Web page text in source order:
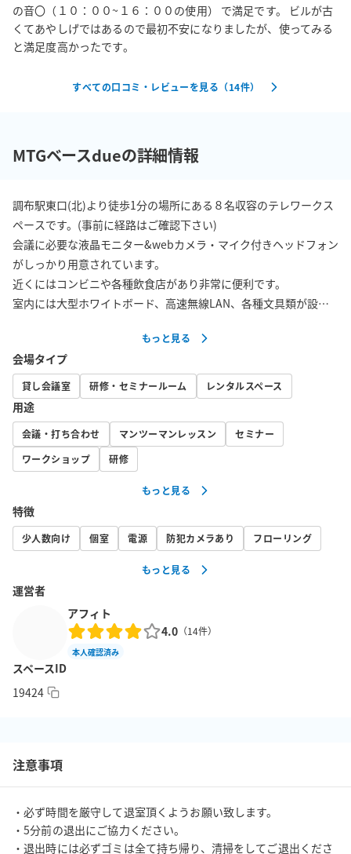
の音〇（１０：００~１６：００の使用） で満足です。 ビルが古
くてあやしげではあるので最初不安になりましたが、使ってみる
と満足度高かったです。
すべての口コミ・レビューを見る（14件）
MTGベースdueの詳細情報
調布駅東口(北)より徒歩1分の場所にある８名収容のテレワークス
ペースです。(事前に経路はご確認下さい)
会議に必要な液晶モニター&webカメラ・マイク付きヘッドフォン
がしっかり用意されています。
近くにはコンビニや各種飲食店があり非常に便利です。
室内には大型ホワイトボード、高速無線LAN、各種文具類が設置
定員は最大８名としています。
部屋の清掃は当スタッフが頻繁に行っており、皆さまにより良い
スペースとなるよう清潔を第一に心掛けています。 また除菌グッ
ズも配備して安心です♪
■ご利用用途
・会議、打ち合わせ、各種ミーティング
・SOHOの拠点
・撮影・収録スタジオ
を伴う行為を含め近隣に迷惑となる行為は固く禁止しておりま
す。違反利用が発覚した場合には罰金を請求させていただく事も
ございます。
※内見についても1時間の予約をお願いしております。
※合いかぎサービスをご利用の際は使用3日前までに申請必要で
す。その後メッセージにて受け渡し方法確認の事
ございます。
用途によりご利用時間はしっかりご検討の上ご利用ください。
もっと見る
会場タイプ
貸し会議室 研修・セミナールーム レンタルスペース
用途
会議・打ち合わせ マンツーマンレッスン
セミナー
ワークショップ
研修
もっと見る
特徴
少人数向け 個室 電源 防犯カメラあり フローリング
もっと見る
運営者
アフィト
4.0 （14件）
本人確認済み
スペースID
19424
注意事項
・必ず時間を厳守して退室頂くようお願い致します。
・5分前の退出にご協力ください。
・退出時には必ずゴミは全て持ち帰り、清掃をしてご退出くださ